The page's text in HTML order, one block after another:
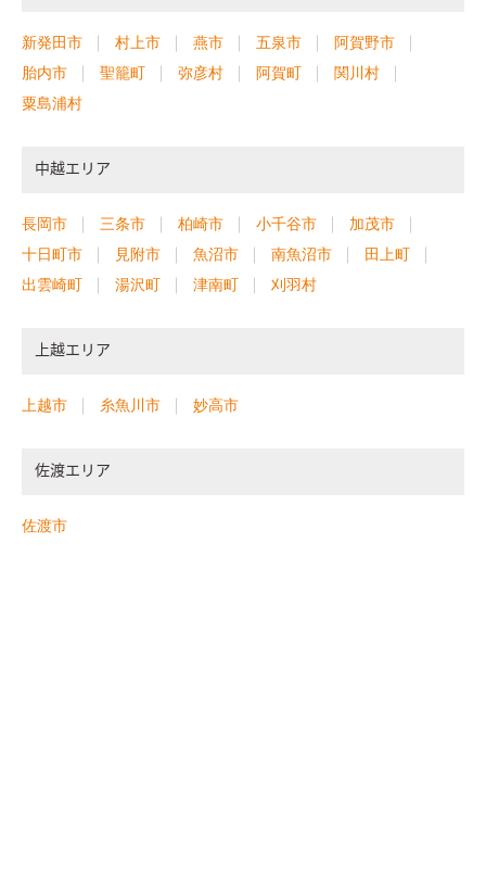
新発田市 村上市 燕市 五泉市
阿賀野市
胎内市
聖籠町 弥彦村 阿賀町
関川村
粟島浦村
中越エリア
長岡市 三条市 柏崎市 小千谷市
加茂市
十日町市
見附市 魚沼市 南魚沼市
田上町
出雲崎町
湯沢町 津南町 刈羽村
上越エリア
上越市 糸魚川市 妙高市
佐渡エリア
佐渡市